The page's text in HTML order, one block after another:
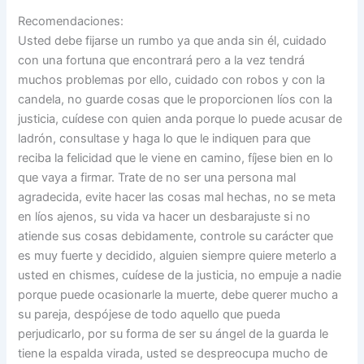
Recomendaciones:
Usted debe fijarse un rumbo ya que anda sin él, cuidado
con una fortuna que encontrará pero a la vez tendrá
muchos problemas por ello, cuidado con robos y con la
candela, no guarde cosas que le proporcionen líos con la
justicia, cuídese con quien anda porque lo puede acusar de
ladrón, consultase y haga lo que le indiquen para que
reciba la felicidad que le viene en camino, fíjese bien en lo
que vaya a firmar. Trate de no ser una persona mal
agradecida, evite hacer las cosas mal hechas, no se meta
en líos ajenos, su vida va hacer un desbarajuste si no
atiende sus cosas debidamente, controle su carácter que
es muy fuerte y decidido, alguien siempre quiere meterlo a
usted en chismes, cuídese de la justicia, no empuje a nadie
porque puede ocasionarle la muerte, debe querer mucho a
su pareja, despójese de todo aquello que pueda
perjudicarlo, por su forma de ser su ángel de la guarda le
tiene la espalda virada, usted se despreocupa mucho de